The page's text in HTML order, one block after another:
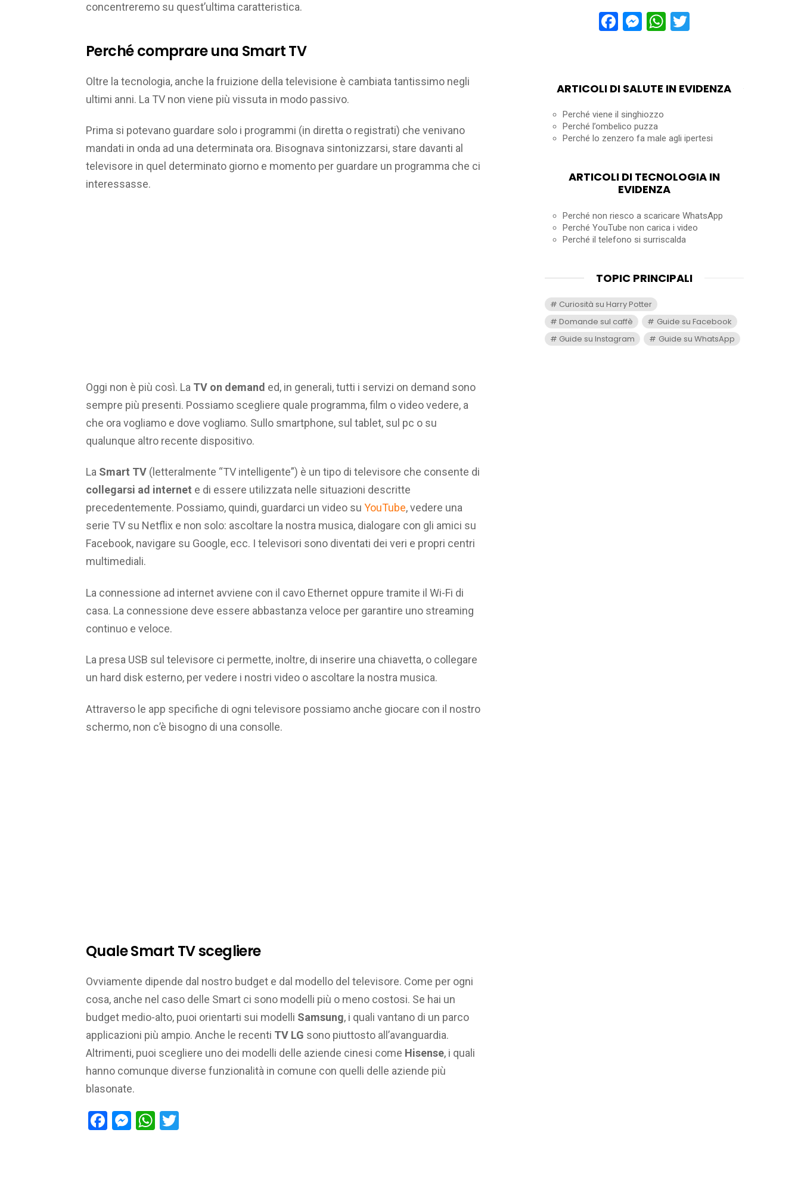
concentreremo su quest’ultima caratteristica.
Perché comprare una Smart TV
Oltre la tecnologia, anche la fruizione della televisione è cambiata tantissimo negli
ultimi anni. La TV non viene più vissuta in modo passivo.
Prima si potevano guardare solo i programmi (in diretta o registrati) che venivano
mandati in onda ad una determinata ora. Bisognava sintonizzarsi, stare davanti al
televisore in quel determinato giorno e momento per guardare un programma che ci
interessasse.
Oggi non è più così. La TV on demand ed, in generali, tutti i servizi on demand sono
sempre più presenti. Possiamo scegliere quale programma, film o video vedere, a
che ora vogliamo e dove vogliamo. Sullo smartphone, sul tablet, sul pc o su
qualunque altro recente dispositivo.
La Smart TV (letteralmente “TV intelligente”) è un tipo di televisore che consente di
collegarsi ad internet e di essere utilizzata nelle situazioni descritte
precedentemente. Possiamo, quindi, guardarci un video su YouTube, vedere una
serie TV su Netflix e non solo: ascoltare la nostra musica, dialogare con gli amici su
Facebook, navigare su Google, ecc. I televisori sono diventati dei veri e propri centri
multimediali.
La connessione ad internet avviene con il cavo Ethernet oppure tramite il Wi-Fi di
casa. La connessione deve essere abbastanza veloce per garantire uno streaming
continuo e veloce.
La presa USB sul televisore ci permette, inoltre, di inserire una chiavetta, o collegare
un hard disk esterno, per vedere i nostri video o ascoltare la nostra musica.
Attraverso le app specifiche di ogni televisore possiamo anche giocare con il nostro
schermo, non c’è bisogno di una consolle.
Quale Smart TV scegliere
Ovviamente dipende dal nostro budget e dal modello del televisore. Come per ogni
cosa, anche nel caso delle Smart ci sono modelli più o meno costosi. Se hai un
budget medio-alto, puoi orientarti sui modelli Samsung, i quali vantano di un parco
applicazioni più ampio. Anche le recenti TV LG sono piuttosto all’avanguardia.
Altrimenti, puoi scegliere uno dei modelli delle aziende cinesi come Hisense, i quali
hanno comunque diverse funzionalità in comune con quelli delle aziende più
blasonate.
Facebook
Messenger
WhatsApp
Facebook
Messenger
WhatsApp
Twitter
ARTICOLI DI SALUTE IN EVIDENZA
Perché viene il singhiozzo
Perché l’ombelico puzza
Perché lo zenzero fa male agli ipertesi
ARTICOLI DI TECNOLOGIA IN
EVIDENZA
Perché non riesco a scaricare WhatsApp
Perché YouTube non carica i video
Perché il telefono si surriscalda
TOPIC PRINCIPALI
Curiosità su Harry Potter
Domande sul caffè
Guide su Facebook
Guide su Instagram
Guide su WhatsApp